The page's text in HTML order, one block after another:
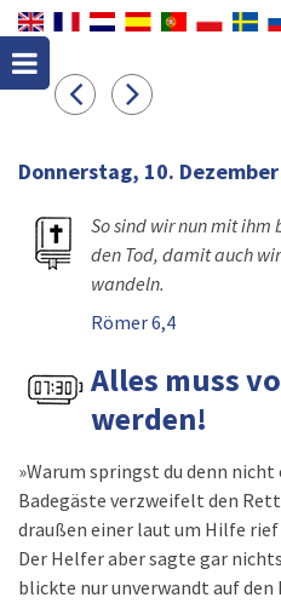
Donnerstag, 10.
So sind wir nun mit ihm
den Tod, damit auch
wandeln.
Römer 6,4
Alles muss
werden!
»Warum springst du denn nicht
Badegäste verzweifelt den
draußen einer laut um Hilfe
Der Helfer aber sagte gar
blickte nur unverwandt auf den